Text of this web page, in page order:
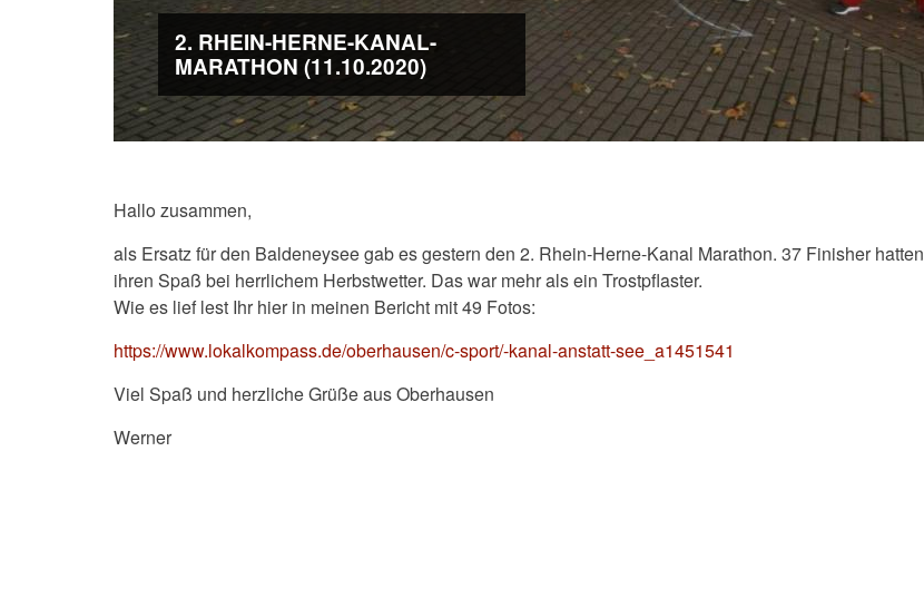
2. RHEIN-HERNE-KANAL-
MARATHON (11.10.2020)
Hallo zusammen,
als Ersatz für den Baldeneysee gab es gestern den 2. Rhein-Herne-Kanal Marathon. 37 Finisher hatten
ihren Spaß bei herrlichem Herbstwetter. Das war mehr als ein Trostpflaster.
Wie es lief lest Ihr hier in meinen Bericht mit 49 Fotos:
https://www.lokalkompass.de/oberhausen/c-sport/-kanal-anstatt-see_a1451541
Viel Spaß und herzliche Grüße aus Oberhausen
Werner